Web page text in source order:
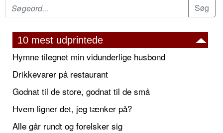
10 mest udprintede
Hymne tilegnet min vidunderlige husbond
Drikkevarer på restaurant
Godnat til de store, godnat til de små
Hvem ligner det, jeg tænker på?
Alle går rundt og forelsker sig